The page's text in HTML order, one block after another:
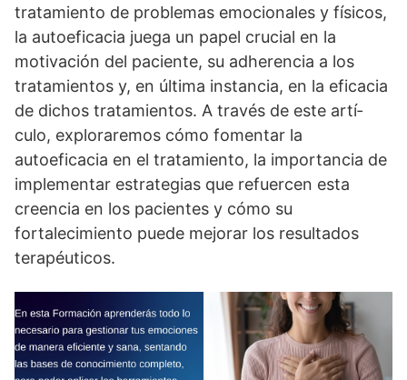
tratamiento de problemas emocionales y fí­sicos,
la autoeficacia juega un papel crucial en la
motivación del paciente, su adherencia a los
tratamientos y, en última instancia, en la eficacia
de dichos tratamientos. A través de este artí­
culo, exploraremos cómo fomentar la
autoeficacia en el tratamiento, la importancia de
implementar estrategias que refuercen esta
creencia en los pacientes y cómo su
fortalecimiento puede mejorar los resultados
terapéuticos.